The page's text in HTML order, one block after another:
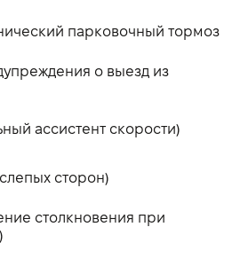
парковочный тормоз
о выезд из
ассистент скорости)
сторон)
столкновения при